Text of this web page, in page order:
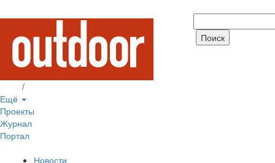
/
Ещё
Проекты
Журнал
Портал
Новости